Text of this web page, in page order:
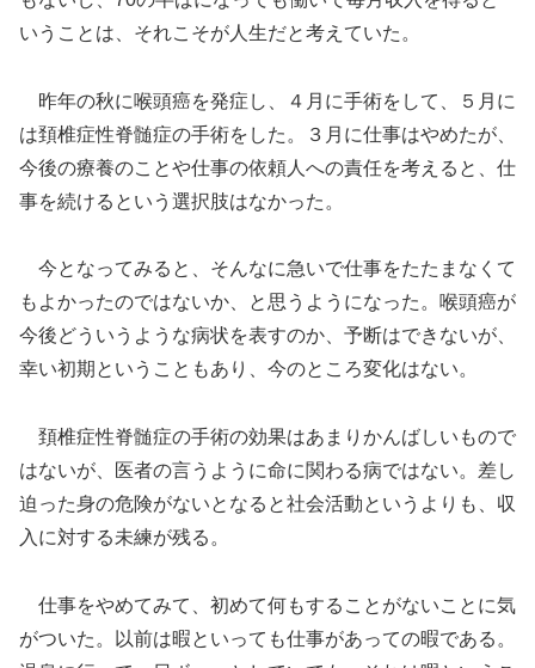
いうことは、それこそが人生だと考えていた。
昨年の秋に喉頭癌を発症し、４月に手術をして、５月に
は頚椎症性脊髄症の手術をした。３月に仕事はやめたが、
今後の療養のことや仕事の依頼人への責任を考えると、仕
事を続けるという選択肢はなかった。
今となってみると、そんなに急いで仕事をたたまなくて
もよかったのではないか、と思うようになった。喉頭癌が
今後どういうような病状を表すのか、予断はできないが、
幸い初期ということもあり、今のところ変化はない。
頚椎症性脊髄症の手術の効果はあまりかんばしいもので
はないが、医者の言うように命に関わる病ではない。差し
迫った身の危険がないとなると社会活動というよりも、収
入に対する未練が残る。
仕事をやめてみて、初めて何もすることがないことに気
がついた。以前は暇といっても仕事があっての暇である。